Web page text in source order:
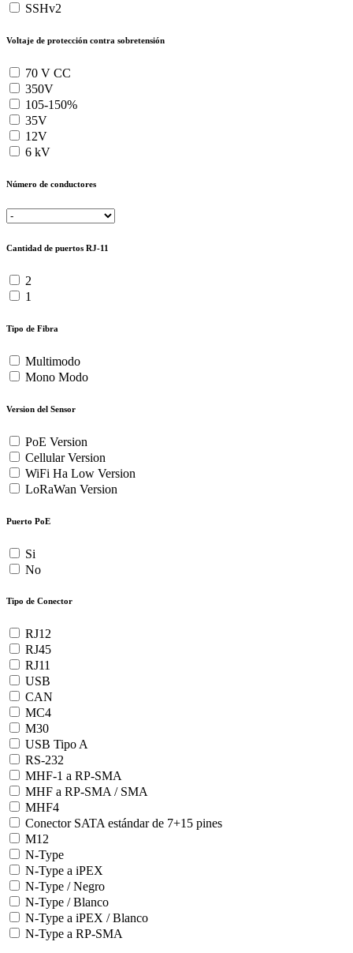
SSHv2
Voltaje de protección contra sobretensión
70 V CC
350V
105-150%
35V
12V
6 kV
Número de conductores
Cantidad de puertos RJ-11
2
1
Tipo de Fibra
Multimodo
Mono Modo
Version del Sensor
PoE Version
Cellular Version
WiFi Ha Low Version
LoRaWan Version
Puerto PoE
Si
No
Tipo de Conector
RJ12
RJ45
RJ11
USB
CAN
MC4
M30
USB Tipo A
RS-232
MHF-1 a RP-SMA
MHF a RP-SMA / SMA
MHF4
Conector SATA estándar de 7+15 pines
M12
N-Type
N-Type a iPEX
N-Type / Negro
N-Type / Blanco
N-Type a iPEX / Blanco
N-Type a RP-SMA